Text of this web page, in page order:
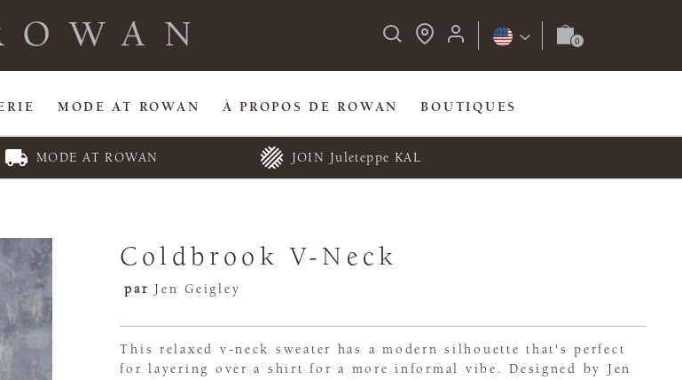
MODE AT ROWAN À PROPOS DE ROWAN BOUTIQUES
MODE AT ROWAN JOIN Juleteppe KAL
Coldbrook V-Neck
par Jen Geigley
This relaxed v-neck sweater has a modern silhouette that's perfect
for layering over a shirt for a more informal vibe. Designed by Jen